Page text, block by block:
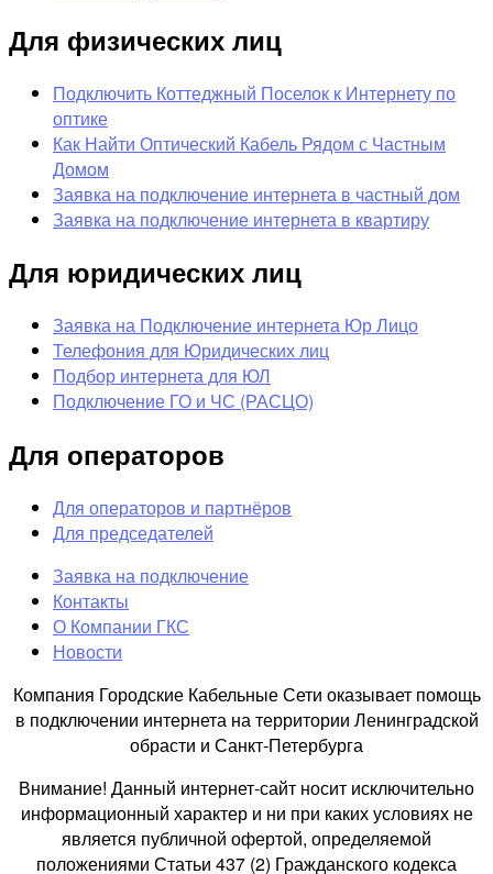
Для физических лиц
Подключить Коттеджный Поселок к Интернету по
оптике
Как Найти Оптический Кабель Рядом с Частным
Домом
Заявка на подключение интернета в частный дом
Заявка на подключение интернета в квартиру
Для юридических лиц
Заявка на Подключение интернета Юр Лицо
Телефония для Юридических лиц
Подбор интернета для ЮЛ
Подключение ГО и ЧС (РАСЦО)
Для операторов
Для операторов и партнёров
Для председателей
Заявка на подключение
Контакты
О Компании ГКС
Новости
Компания Городские Кабельные Сети оказывает помощь
в подключении интернета на территории Ленинградской
обрасти и Санкт-Петербурга
Внимание! Данный интернет-сайт носит исключительно
информационный характер и ни при каких условиях не
является публичной офертой, определяемой
положениями Статьи 437 (2) Гражданского кодекса